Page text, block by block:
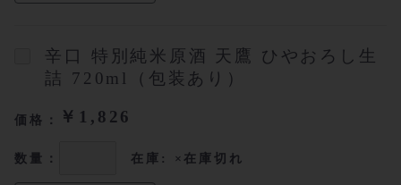
辛口 特別純米原酒 天鷹 ひやおろし生
詰 720ml（包装あり）
価格： ￥1,826
数量： 在庫: ×在庫切れ